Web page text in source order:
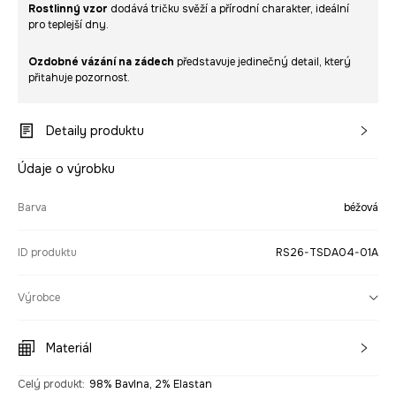
Rostlinný vzor dodává tričku svěží a přírodní charakter, ideální
pro teplejší dny.
Ozdobné vázání na zádech představuje jedinečný detail, který
přitahuje pozornost.
Detaily produktu
Údaje o výrobku
Barva béžová
ID produktu RS26-TSDA04-01A
Výrobce
Materiál
Celý produkt: 98% Bavlna, 2% Elastan